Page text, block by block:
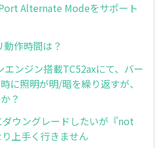
Alternate Modeをサポート
作時間は？
エンジン搭載TC52axにて、バー
に照明が明/暗を繰り返すが、
？
ウングレードしたいが『not
上手く行きません